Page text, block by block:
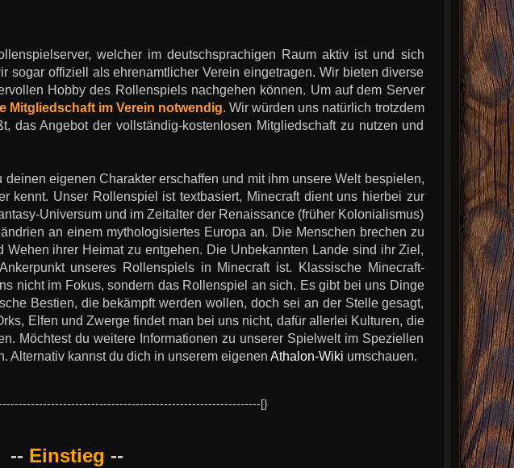
welcher im deutschsprachigen Raum aktiv ist und sich
sogar offiziell als ehrenamtlicher Verein eingetragen. Wir bieten diverse
Hobby des Rollenspiels nachgehen können. Um auf dem Server
Mitgliedschaft im Verein notwendig. Wir würden uns natürlich trotzdem
das Angebot der vollständig-kostenlosen Mitgliedschaft zu nutzen und
eigenen Charakter erschaffen und mit ihm unsere Welt bespielen,
kennt. Unser Rollenspiel ist textbasiert, Minecraft dient uns hierbei zur
Universum und im Zeitalter der Renaissance (früher Kolonialismus)
an einem mythologisiertes Europa an. Die Menschen brechen zu
ihrer Heimat zu entgehen. Die Unbekannten Lande sind ihr Ziel,
unseres Rollenspiels in Minecraft ist. Klassische Minecraft-
nicht im Fokus, sondern das Rollenspiel an sich. Es gibt bei uns Dinge
Bestien, die bekämpft werden wollen, doch sei an der Stelle gesagt,
Elfen und Zwerge findet man bei uns nicht, dafür allerlei Kulturen, die
Möchtest du weitere Informationen zu unserer Spielwelt im Speziellen
Alternativ kannst du dich in unserem eigenen Athalon-Wiki umschauen.
[}
-- Einstieg --